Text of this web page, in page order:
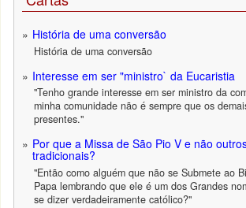
História de uma conversão
História de uma conversão
Interesse em ser "ministro` da Eucaristia
"Tenho grande interesse em ser ministro da
minha comunidade não é sempre que os
presentes."
Por que a Missa de São Pio V e não
tradicionais?
"Então como alguém que não se Submete ao
Papa lembrando que ele é um dos Grandes
se dizer verdadeiramente católico?"